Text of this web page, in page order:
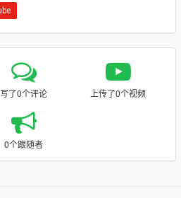
写了0个评论 上传了0个视频
0个跟随者